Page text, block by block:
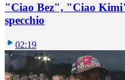
"Ciao Bez", "Ciao
specchio
02:19